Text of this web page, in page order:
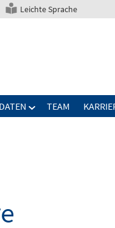
Leichte Sprache
TEAM